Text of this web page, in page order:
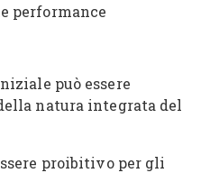
performance
può essere
natura integrata del
proibitivo per gli